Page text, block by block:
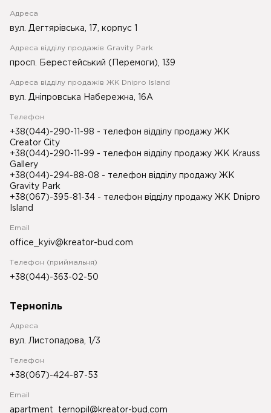
Адреса
вул. Дегтярівська, 17, корпус 1
Адреса відділу продажів Gravity Park
просп. Берестейський (Перемоги), 139
Адреса відділу продажів ЖК Dnipro Island
вул. Дніпровська Набережна, 16А
Телефон
+38(044)-290-11-98 - телефон відділу продажу ЖК
Creator City
+38(044)-290-11-99 - телефон відділу продажу ЖК Krauss
Gallery
+38(044)-294-88-08 - телефон відділу продажу ЖК
Gravity Park
+38(067)-395-81-34 - телефон відділу продажу ЖК Dnipro
Island
Email
office_kyiv@kreator-bud.com
Телефон (приймальня)
+38(044)-363-02-50
Тернопіль
Адреса
вул. Листопадова, 1/3
Телефон
+38(067)-424-87-53
Email
apartment_ternopil@kreator-bud.com